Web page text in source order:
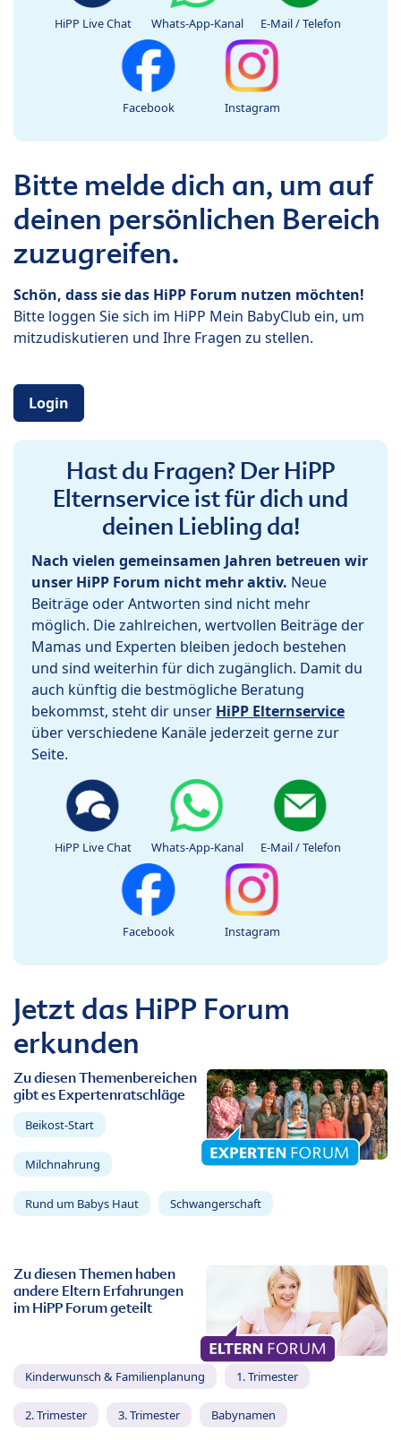
HiPP Live Chat Whats-App-Kanal E-Mail / Telefon
Facebook Instagram
Bitte melde dich an, um auf
deinen persönlichen Bereich
zuzugreifen.
Schön, dass sie das HiPP Forum nutzen möchten!
Bitte loggen Sie sich im HiPP Mein BabyClub ein, um
mitzudiskutieren und Ihre Fragen zu stellen.
Login
Hast du Fragen? Der HiPP
Elternservice ist für dich und
deinen Liebling da!
Nach vielen gemeinsamen Jahren betreuen wir
unser HiPP Forum nicht mehr aktiv. Neue
Beiträge oder Antworten sind nicht mehr
möglich. Die zahlreichen, wertvollen Beiträge der
Mamas und Experten bleiben jedoch bestehen
und sind weiterhin für dich zugänglich. Damit du
auch künftig die bestmögliche Beratung
bekommst, steht dir unser HiPP Elternservice
über verschiedene Kanäle jederzeit gerne zur
Seite.
HiPP Live Chat Whats-App-Kanal E-Mail / Telefon
Facebook Instagram
Jetzt das HiPP Forum
erkunden
Zu diesen Themenbereichen
gibt es Expertenratschläge
Beikost-Start
Milchnahrung
Rund um Babys Haut Schwangerschaft
Zu diesen Themen haben
andere Eltern Erfahrungen
im HiPP Forum geteilt
Kinderwunsch & Familienplanung 1. Trimester
2. Trimester 3. Trimester Babynamen